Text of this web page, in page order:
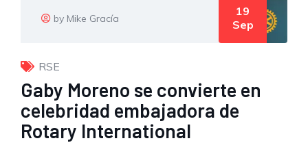
by Mike Gracía
19
Sep
RSE
Gaby Moreno se convierte en
celebridad embajadora de
Rotary International